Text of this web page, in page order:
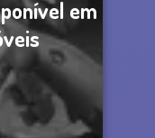
em